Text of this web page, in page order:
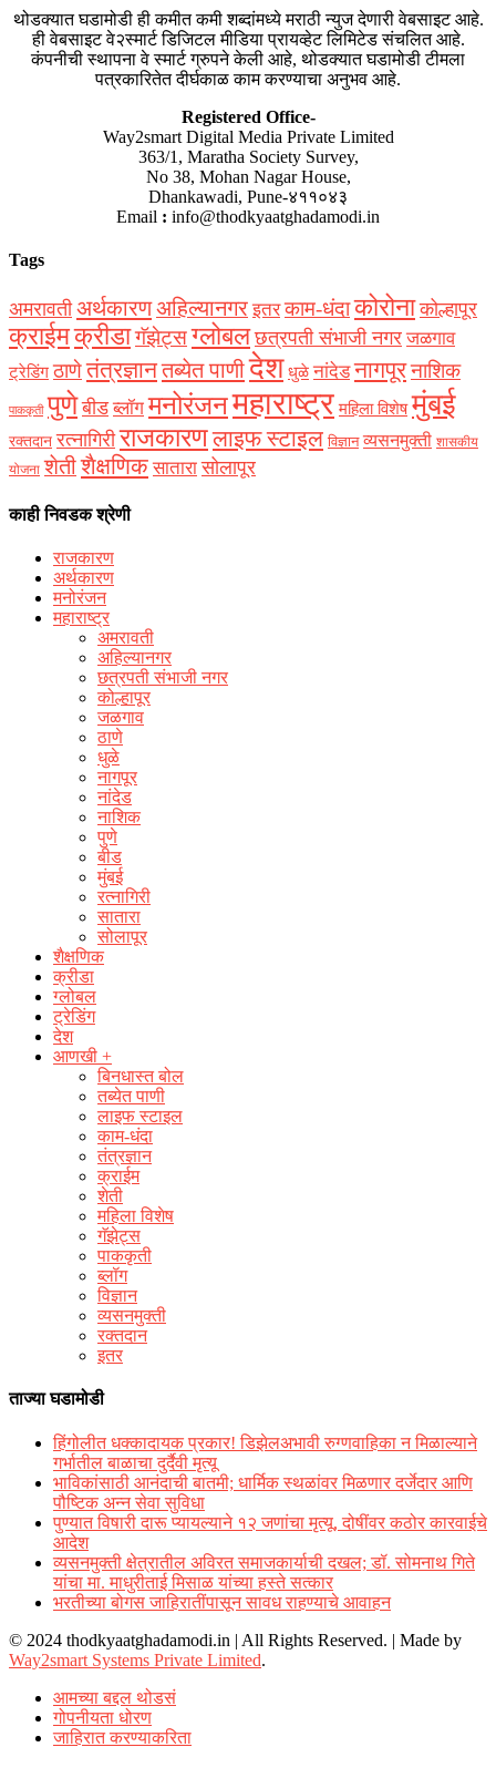
थोडक्यात घडामोडी ही कमीत कमी शब्दांमध्ये मराठी न्युज देणारी वेबसाइट आहे.
ही वेबसाइट वे२स्मार्ट डिजिटल मीडिया प्रायव्हेट लिमिटेड संचलित आहे.
कंपनीची स्थापना वे स्मार्ट ग्रुपने केली आहे, थोडक्यात घडामोडी टीमला
पत्रकारितेत दीर्घकाळ काम करण्याचा अनुभव आहे.
Registered Office-
Way2smart Digital Media Private Limited
363/1, Maratha Society Survey,
No 38, Mohan Nagar House,
Dhankawadi, Pune-४११०४३
Email : info@thodkyaatghadamodi.in
Tags
अमरावती अर्थकारणअहिल्यानगर इतर काम-धंदाकोरोना कोल्हापूर
क्राईमक्रीडागॅझेट्सग्लोबल छत्रपती संभाजी नगर जळगाव
ट्रेडिंग ठाणेतंत्रज्ञानतब्येत पाणीदेश धुळे नांदेड नागपूरनाशिक
पाककृती पुणे बीड ब्लॉग मनोरंजनमहाराष्ट्र महिला विशेष मुंबई
रक्‍तदान रत्नागिरी राजकारणलाइफ स्टाइल विज्ञान व्यसनमुक्ती शासकीय
योजना शेतीशैक्षणिक सातारा सोलापूर
काही निवडक श्रेणी
राजकारण
अर्थकारण
मनोरंजन
महाराष्ट्र
अमरावती
अहिल्यानगर
छत्रपती संभाजी नगर
कोल्हापूर
जळगाव
ठाणे
धुळे
नागपूर
नांदेड
नाशिक
पुणे
बीड
मुंबई
रत्नागिरी
सातारा
सोलापूर
शैक्षणिक
क्रीडा
ग्लोबल
ट्रेडिंग
देश
आणखी +
बिनधास्त बोल
तब्येत पाणी
लाइफ स्टाइल
काम-धंदा
तंत्रज्ञान
क्राईम
शेती
महिला विशेष
गॅझेट्स
पाककृती
ब्लॉग
विज्ञान
व्यसनमुक्ती
रक्‍तदान
इतर
ताज्या घडामोडी
हिंगोलीत धक्कादायक प्रकार! डिझेलअभावी रुग्णवाहिका न मिळाल्याने
गर्भातील बाळाचा दुर्दैवी मृत्यू
भाविकांसाठी आनंदाची बातमी; धार्मिक स्थळांवर मिळणार दर्जेदार आणि
पौष्टिक अन्न सेवा सुविधा
पुण्यात विषारी दारू प्यायल्याने १२ जणांचा मृत्यू, दोषींवर कठोर कारवाईचे
आदेश
व्यसनमुक्ती क्षेत्रातील अविरत समाजकार्याची दखल; डॉ. सोमनाथ गिते
यांचा मा. माधुरीताई मिसाळ यांच्या हस्ते सत्कार
भरतीच्या बोगस जाहिरातींपासून सावध राहण्याचे आवाहन
© 2024 thodkyaatghadamodi.in | All Rights Reserved. | Made by
Way2smart Systems Private Limited.
आमच्या बद्दल थोडसं
गोपनीयता धोरण
जाहिरात करण्याकरिता